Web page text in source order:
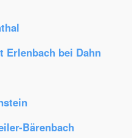
Erlenbach bei Dahn
Bärenbach